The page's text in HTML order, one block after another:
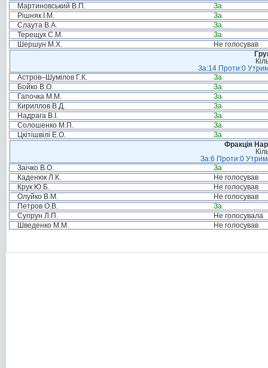
Мартиновський В.П.
За
Рішняк І.М.
За
Слаута В.А.
За
Терещук С.М.
За
Шершун М.Х.
Не голосував
За:14 Проти:0
Астров–Шумілов Г.К.
За
Бойко В.О.
За
Гапочка М.М.
За
Кириллов В.Д.
За
Надрага В.І.
За
Солошенко М.П.
За
Цкітішвілі Е.О.
За
Фракція
За:6 Проти:0
Заічко В.О.
За
Каденюк Л.К.
Не голосував
Крук Ю.Б.
Не голосував
Олуйко В.М.
Не голосував
Петров О.В.
За
Супрун Л.П.
Не голосувала
Шведенко М.М.
Не голосував